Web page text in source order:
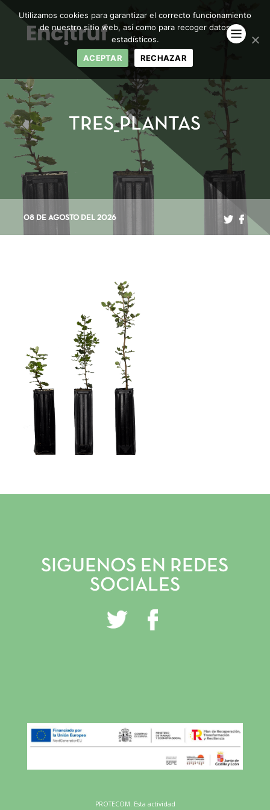
INICIO
VIVERO Y PLANTACIONES
GALERÍA
INSTAGRAM
FACEBOOK
YOUTUBE
TRES_PLANTAS
08 DE AGOSTO DEL 2026
SIGUENOS EN REDES
SOCIALES
PROTECOM. Esta actividad
Utilizamos cookies para garantizar el correcto funcionamiento
de nuestro sitio web, así como para recoger datos
estadísticos.
ACEPTAR
RECHAZAR